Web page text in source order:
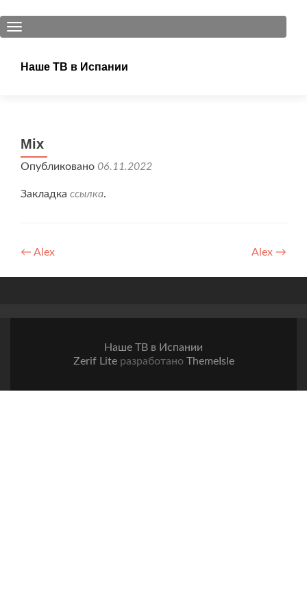
Наше ТВ в Испании
Mix
Опубликовано 06.11.2022
Закладка ссылка.
Навигация
по
← Alex Alex →
Наше ТВ в Испании
Zerif Lite разработано ThemeIsle